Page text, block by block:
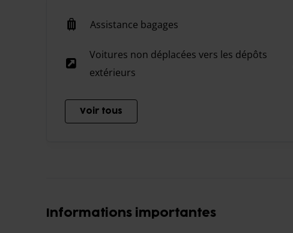
Assistance bagages
Voitures non déplacées vers les dépôts
extérieurs
Voir tous
Informations importantes